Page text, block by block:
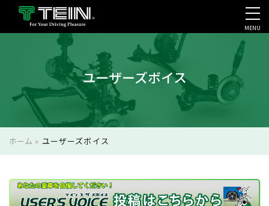
会社案内・採用・IR
MENU
ユーザーズボイス
ホーム » ユーザーズボイス